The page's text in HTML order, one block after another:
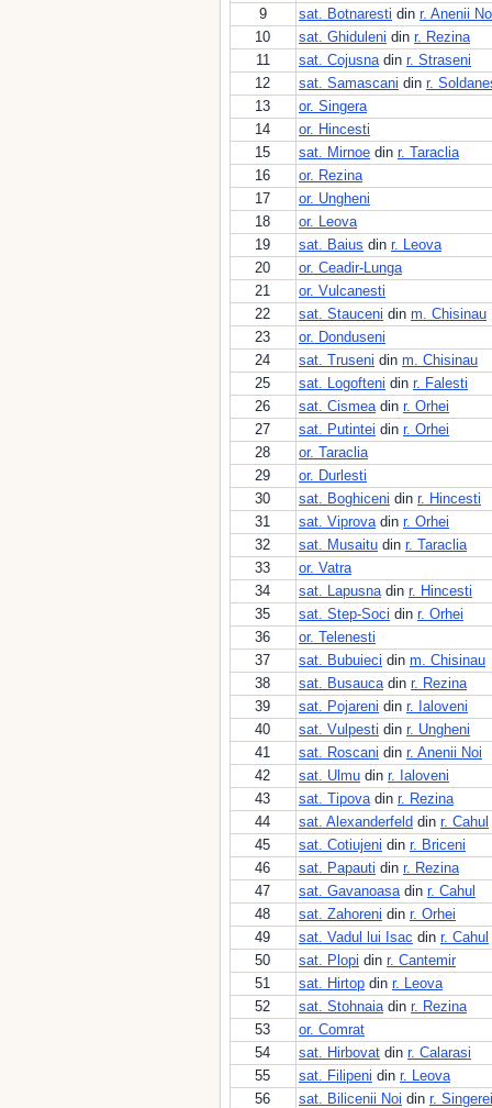
9
sat. Botnaresti din r. Anenii
10
sat. Ghiduleni din r. Rezina
11
sat. Cojusnadin r. Straseni
12
sat. Samascani din r.
13
or. Singera
14
or. Hincesti
15
sat. Mirnoe din r. Taraclia
16
or. Rezina
17
or. Ungheni
18
or. Leova
19
sat. Baius din r. Leova
20
or. Ceadir-Lunga
21
or. Vulcanesti
22
sat. Stauceni din m. Chisinau
23
or. Donduseni
24
sat. Truseni din m. Chisinau
25
sat. Logofteni din r. Falesti
26
sat. Cismeadin r. Orhei
27
sat. Putintei din r. Orhei
28
or. Taraclia
29
or. Durlesti
30
sat. Boghiceni din r. Hincesti
31
sat. Viprovadin r. Orhei
32
sat. Musaitu din r. Taraclia
33
or. Vatra
34
sat. Lapusnadin r. Hincesti
35
sat. Step-Soci din r. Orhei
36
or. Telenesti
37
sat. Bubuieci din m. Chisinau
38
sat. Busaucadin r. Rezina
39
sat. Pojareni din r. Ialoveni
40
sat. Vulpesti din r. Ungheni
41
sat. Roscani din r. Anenii Noi
42
sat. Ulmu din r. Ialoveni
43
sat. Tipovadin r. Rezina
44
sat. Alexanderfeld din r. Cahul
45
sat. Cotiujeni din r. Briceni
46
sat. Papauti din r. Rezina
47
sat. Gavanoasadin r. Cahul
48
sat. Zahoreni din r. Orhei
49
sat. Vadul lui Isac din r. Cahul
50
sat. Plopi din r. Cantemir
51
sat. Hirtop din r. Leova
52
sat. Stohnaiadin r. Rezina
53
or. Comrat
54
sat. Hirbovat din r. Calarasi
55
sat. Filipeni din r. Leova
56
sat. Bilicenii Noi din r. Singerei